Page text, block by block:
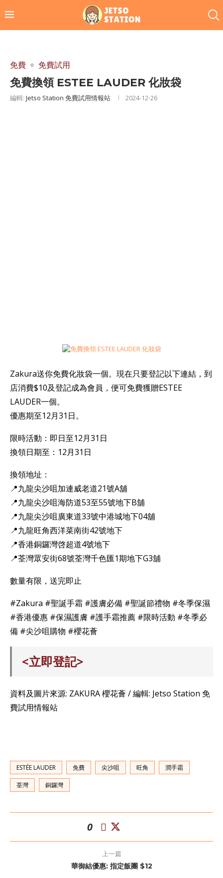
免費 免費試用
免費換領 ESTEE LAUDER 化妝袋
編輯: Jetso Station 免費試用情報站 2024-12-26
Zakura送你免費化妝袋一個。現在只要登記以下連結，到
店消費$10及登記成為會員，便可免費獲贈ESTEE
LAUDER一個。
優惠期至12月31日。
限時活動：即日至12月31日
換領日期至：12月31日
換領地址：
📍九龍尖沙咀加連威老道21號A舖
📍九龍尖沙咀海防道53至55號地下B舖
📍九龍尖沙咀廣東道33號中港城地下04舖
📍九龍旺角西洋菜南街42號地下
📍香港銅鑼灣啓超道4號地下
📍荃灣眾安街68號荃灣千色匯1期地下G3舖
數量有限，送完即止
#Zakura #聖誕手霜 #護膚必備 #聖誕節禮物 #冬季保濕
#香港優惠 #保濕護膚 #護手霜推薦 #限時活動 #冬季必
備 #尖沙咀購物 #櫻花薈
<立即登記>
資料及圖片來源: ZAKURA 櫻花薈 / 編輯: Jetso Station 免
費試用情報站
ESTÉE LAUDER 免費 尖沙咀 旺角 潤手霜
荃灣 銅鑼灣
0
上一篇
華御結優惠: 指定飯團 $12